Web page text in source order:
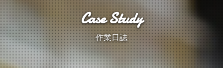
Our Serivce
業務内容 在庫車情報
Parts Sales
パーツ情報 Case Study
作業日誌
Blog
つぶやき Factory
会社概要
Case Study
作業日誌